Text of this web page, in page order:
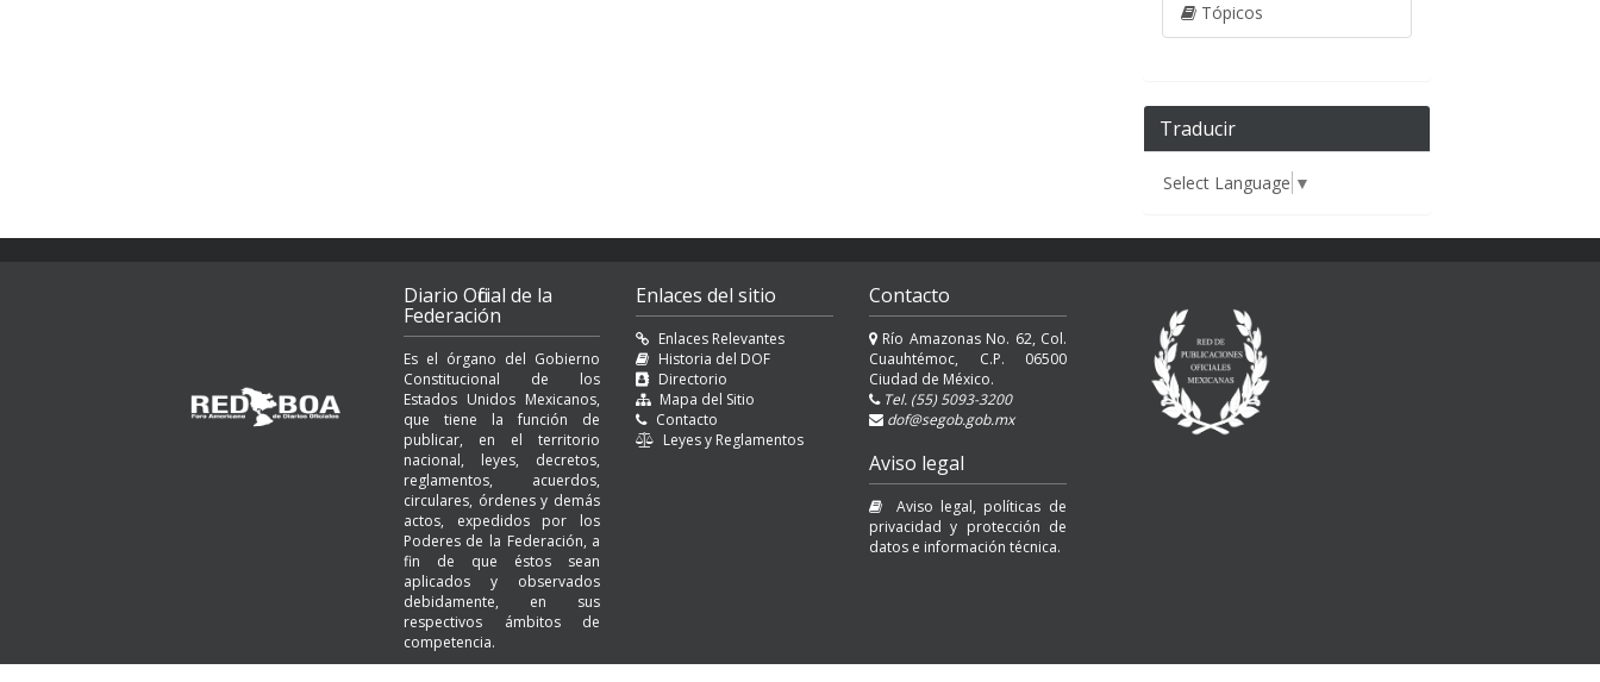
Tópicos
Traducir
Select Language ▼
Diario Oficial de la
Federación
Es el órgano del Gobierno
Constitucional de los
Estados Unidos Mexicanos,
que tiene la función de
publicar, en el territorio
nacional, leyes, decretos,
reglamentos, acuerdos,
circulares, órdenes y demás
actos, expedidos por los
Poderes de la Federación, a
fin de que éstos sean
aplicados y observados
debidamente, en sus
respectivos ámbitos de
competencia.
Enlaces del sitio
Enlaces Relevantes
Historia del DOF
Directorio
Mapa del Sitio
Contacto
Leyes y Reglamentos
Contacto
Río Amazonas No. 62, Col.
Cuauhtémoc, C.P. 06500
Ciudad de México.
Tel. (55) 5093-3200
dof@segob.gob.mx
Aviso legal
Aviso legal, políticas de
privacidad y protección de
datos e información técnica.